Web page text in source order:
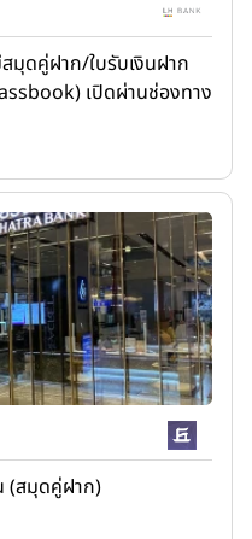
มุดคู่ฝาก/ใบรับเงินฝาก
เปิดผ่านช่องทาง
ของธนาคาร)
(สมุดคู่ฝาก)